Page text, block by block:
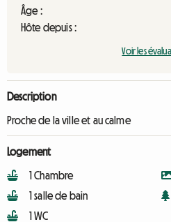
Âge :
Hôte depuis :
Voir les
Description
Proche de la ville et au calme
Logement
1 Chambre
1 salle de bain
1 WC